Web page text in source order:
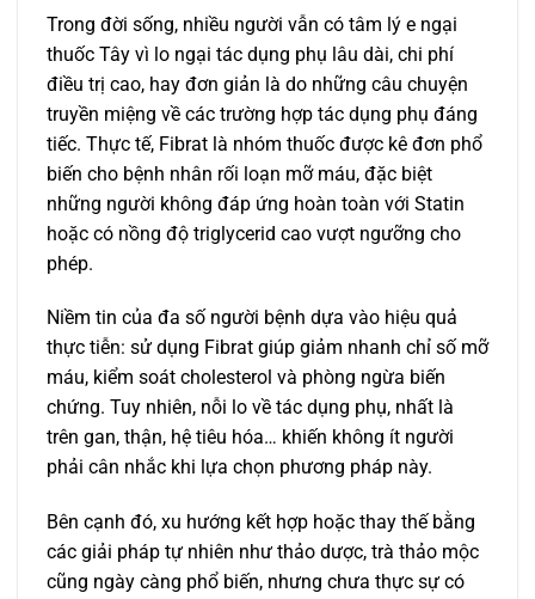
Trong đời sống, nhiều người vẫn có tâm lý e ngại
thuốc Tây vì lo ngại tác dụng phụ lâu dài, chi phí
điều trị cao, hay đơn giản là do những câu chuyện
truyền miệng về các trường hợp tác dụng phụ đáng
tiếc. Thực tế, Fibrat là nhóm thuốc được kê đơn phổ
biến cho bệnh nhân rối loạn mỡ máu, đặc biệt
những người không đáp ứng hoàn toàn với Statin
hoặc có nồng độ triglycerid cao vượt ngưỡng cho
phép.
Niềm tin của đa số người bệnh dựa vào hiệu quả
thực tiễn: sử dụng Fibrat giúp giảm nhanh chỉ số mỡ
máu, kiểm soát cholesterol và phòng ngừa biến
chứng. Tuy nhiên, nỗi lo về tác dụng phụ, nhất là
trên gan, thận, hệ tiêu hóa… khiến không ít người
phải cân nhắc khi lựa chọn phương pháp này.
Bên cạnh đó, xu hướng kết hợp hoặc thay thế bằng
các giải pháp tự nhiên như thảo dược, trà thảo mộc
cũng ngày càng phổ biến, nhưng chưa thực sự có